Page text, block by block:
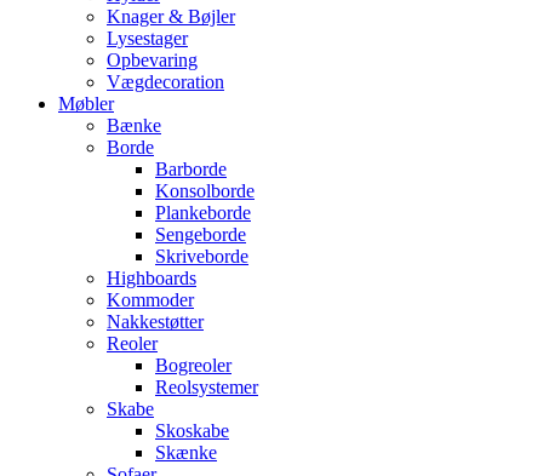
Knager & Bøjler
Lysestager
Opbevaring
Vægdecoration
Møbler
Bænke
Borde
Barborde
Konsolborde
Plankeborde
Sengeborde
Skriveborde
Highboards
Kommoder
Nakkestøtter
Reoler
Bogreoler
Reolsystemer
Skabe
Skoskabe
Skænke